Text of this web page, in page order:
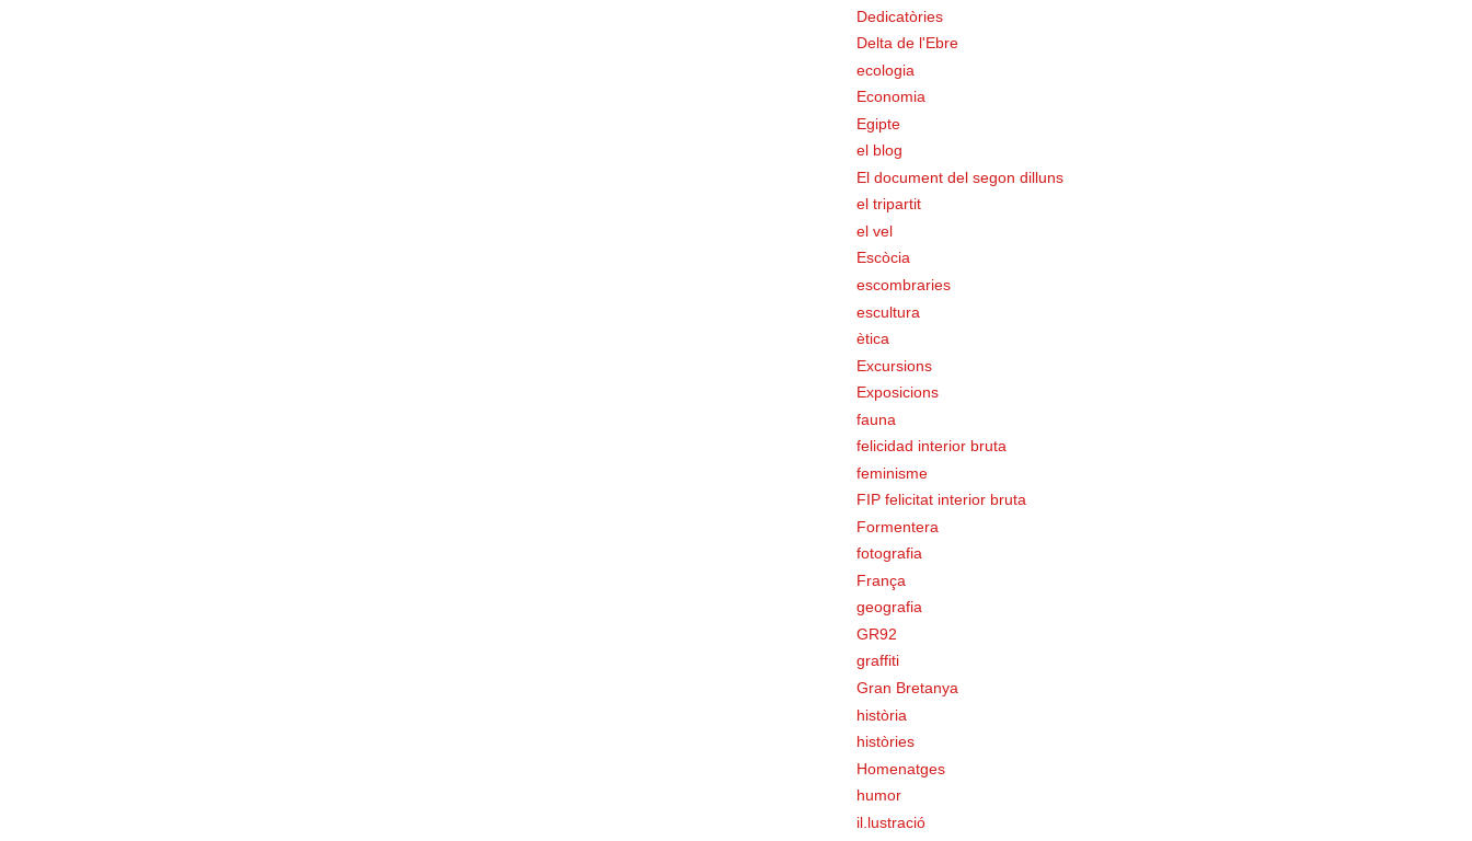
Dedicatòries
Delta de l'Ebre
ecologia
Economia
Egipte
el blog
El document del segon dilluns
el tripartit
el vel
Escòcia
escombraries
escultura
ètica
Excursions
Exposicions
fauna
felicidad interior bruta
feminisme
FIP felicitat interior bruta
Formentera
fotografia
França
geografia
GR92
graffiti
Gran Bretanya
història
històries
Homenatges
humor
il.lustració